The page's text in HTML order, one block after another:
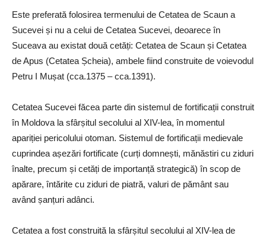
Este preferată folosirea termenului de Cetatea de Scaun a
Sucevei și nu a celui de Cetatea Sucevei, deoarece în
Suceava au existat două cetăți: Cetatea de Scaun și Cetatea
de Apus (Cetatea Șcheia), ambele fiind construite de voievodul
Petru I Mușat (cca.1375 – cca.1391).
Cetatea Sucevei făcea parte din sistemul de fortificații construit
în Moldova la sfârșitul secolului al XIV-lea, în momentul
apariției pericolului otoman. Sistemul de fortificații medievale
cuprindea așezări fortificate (curți domnești, mănăstiri cu ziduri
înalte, precum și cetăți de importanță strategică) în scop de
apărare, întărite cu ziduri de piatră, valuri de pământ sau
având șanțuri adânci.
Cetatea a fost construită la sfârșitul secolului al XIV-lea de